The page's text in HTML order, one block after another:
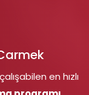
en hızlı